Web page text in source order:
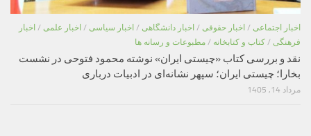
اخبار اجتماعی / اخبار حقوقی / اخبار دانشگاهی / اخبار سیاسی / اخبار علمی / اخبار
فرهنگی / کتاب و کتابخانه / مطبوعات و رسانه ها
نقد و بررسی کتاب «چیستی ایران» نوشته محمود فتوحی در نشست
بخارا؛ چیستی ایران؛ سپهر نشانه‌ای در ادبیات درباری
مرداد 14, 1405